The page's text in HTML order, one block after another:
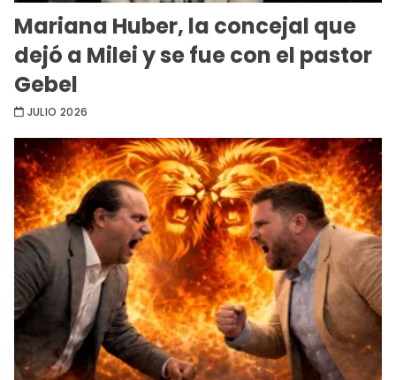
Mariana Huber, la concejal que
dejó a Milei y se fue con el pastor
Gebel
JULIO 2026